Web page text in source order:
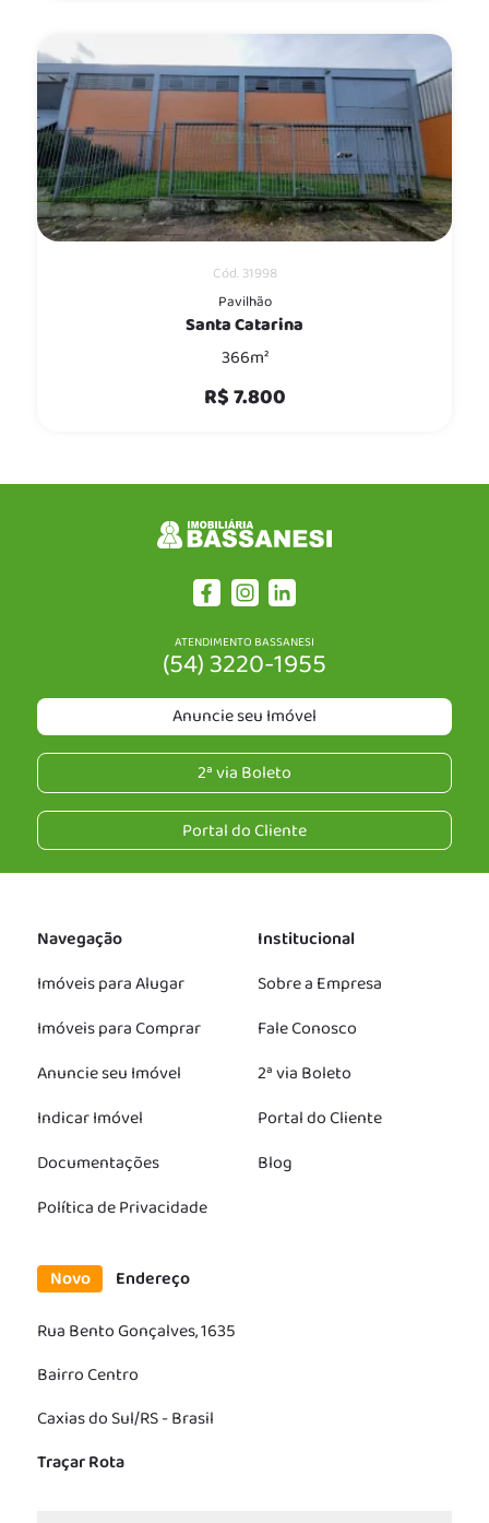
Cód. 31998
Pavilhão
Santa Catarina
366m²
R$ 7.800
ATENDIMENTO BASSANESI
(54) 3220-1955
Anuncie seu Imóvel
2ª via Boleto
Portal do Cliente
Navegação
Imóveis para Alugar
Imóveis para Comprar
Anuncie seu Imóvel
Indicar Imóvel
Documentações
Política de Privacidade
Institucional
Sobre a Empresa
Fale Conosco
2ª via Boleto
Portal do Cliente
Blog
Novo
Endereço
Rua Bento Gonçalves, 1635
Bairro Centro
Caxias do Sul/RS - Brasil
Traçar Rota